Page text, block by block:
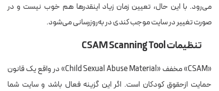
می‌رود. با این حال، تعیین زمان زیاد اینقدرها هم خوب نیست و در
صورت تغییر در سایت موجب کندی در به‌روزرسانی می‌شود.
تنظیمات CSAM Scanning Tool
«CSAM» مخفف «Child Sexual Abuse Material» در واقع یک قانون
حمایت ازحقوق کودکان است. اگر این گزینه فعال باشد و سایت شما